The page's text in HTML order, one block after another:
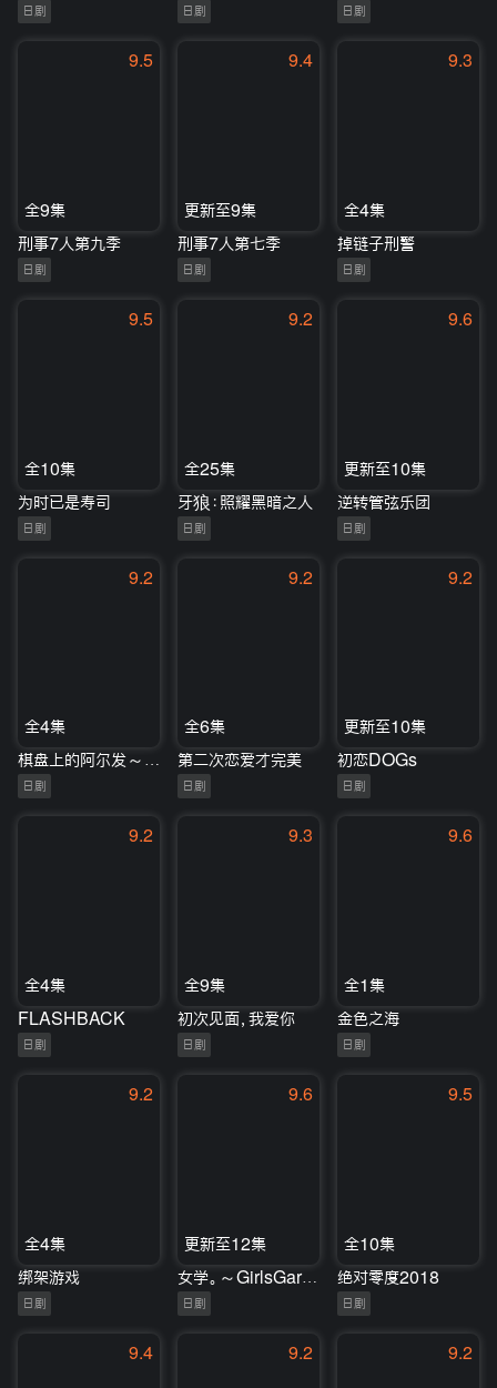
日剧 日剧 日剧
9.5
全9集
刑事7人第九季
日剧
9.4
更新至9集
刑事7人第七季
日剧
9.3
全4集
掉链子刑警
日剧
9.5
全10集
为时已是寿司
日剧
9.2
全25集
牙狼：照耀黑暗之人
日剧
9.6
更新至10集
逆转管弦乐团
日剧
9.2
全4集
棋盘上的阿尔发～约定的将棋～
日剧
9.2
全6集
第二次恋爱才完美
日剧
9.2
更新至10集
初恋DOGs
日剧
9.2
全4集
FLASHBACK
日剧
9.3
全9集
初次见面，我爱你
日剧
9.6
全1集
金色之海
日剧
9.2
全4集
绑架游戏
日剧
9.6
更新至12集
女学。～GirlsGarden～
日剧
9.5
全10集
绝对零度2018
日剧
9.4 9.2 9.2